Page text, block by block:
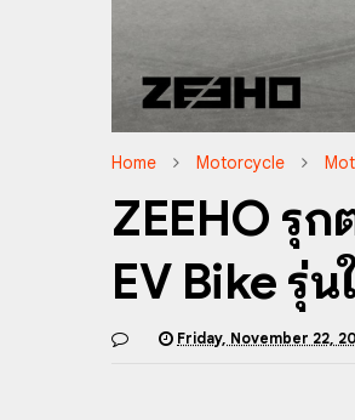
Home Motorcycle
ZEEHO รุก
EV Bike รุ่
Friday, November 22,